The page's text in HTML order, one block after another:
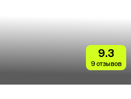
9.3
9 отзывов